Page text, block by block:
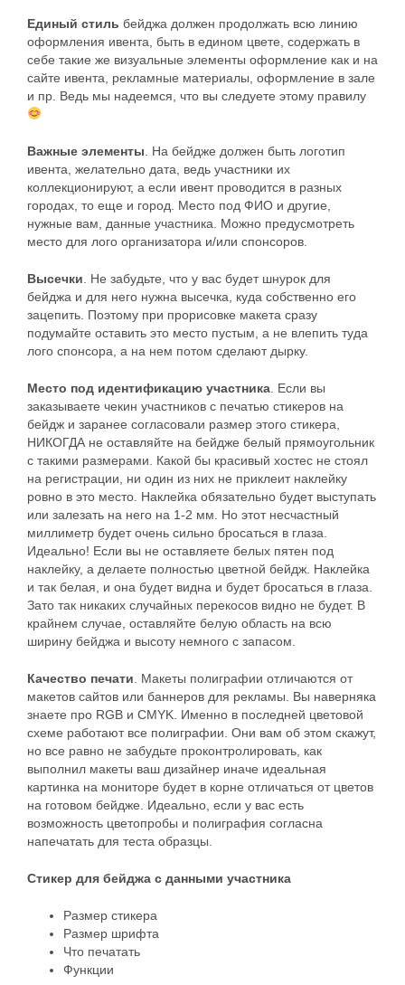
Единый стиль бейджа должен продолжать всю линию
оформления ивента, быть в едином цвете, содержать в
себе такие же визуальные элементы оформление как и на
сайте ивента, рекламные материалы, оформление в зале
и пр. Ведь мы надеемся, что вы следуете этому правилу
Важные элементы . На бейдже должен быть логотип
ивента, желательно дата, ведь участники их
коллекционируют, а если ивент проводится в разных
городах, то еще и город. Место под ФИО и другие,
нужные вам, данные участника. Можно предусмотреть
место для лого организатора и/или спонсоров.
Высечки . Не забудьте, что у вас будет шнурок для
бейджа и для него нужна высечка, куда собственно его
зацепить. Поэтому при прорисовке макета сразу
подумайте оставить это место пустым, а не влепить туда
лого спонсора, а на нем потом сделают дырку.
Место под идентификацию участника . Если вы
заказываете чекин участников с печатью стикеров на
бейдж и заранее согласовали размер этого стикера,
НИКОГДА не оставляйте на бейдже белый прямоугольник
с такими размерами. Какой бы красивый хостес не стоял
на регистрации, ни один из них не приклеит наклейку
ровно в это место. Наклейка обязательно будет выступать
или залезать на него на 1-2 мм. Но этот несчастный
миллиметр будет очень сильно бросаться в глаза.
Идеально! Если вы не оставляете белых пятен под
наклейку, а делаете полностью цветной бейдж. Наклейка
и так белая, и она будет видна и будет бросаться в глаза.
Зато так никаких случайных перекосов видно не будет. В
крайнем случае, оставляйте белую область на всю
ширину бейджа и высоту немного с запасом.
Качество печати . Макеты полиграфии отличаются от
макетов сайтов или баннеров для рекламы. Вы наверняка
знаете про RGB и CMYK. Именно в последней цветовой
схеме работают все полиграфии. Они вам об этом скажут,
но все равно не забудьте проконтролировать, как
выполнил макеты ваш дизайнер иначе идеальная
картинка на мониторе будет в корне отличаться от цветов
на готовом бейдже. Идеально, если у вас есть
возможность цветопробы и полиграфия согласна
напечатать для теста образцы.
Стикер для бейджа с данными участника
Размер стикера
Размер шрифта
Что печатать
Функции